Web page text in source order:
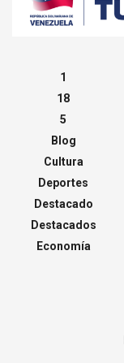
1
18
5
Blog
Cultura
Deportes
Destacado
Destacados
Economía